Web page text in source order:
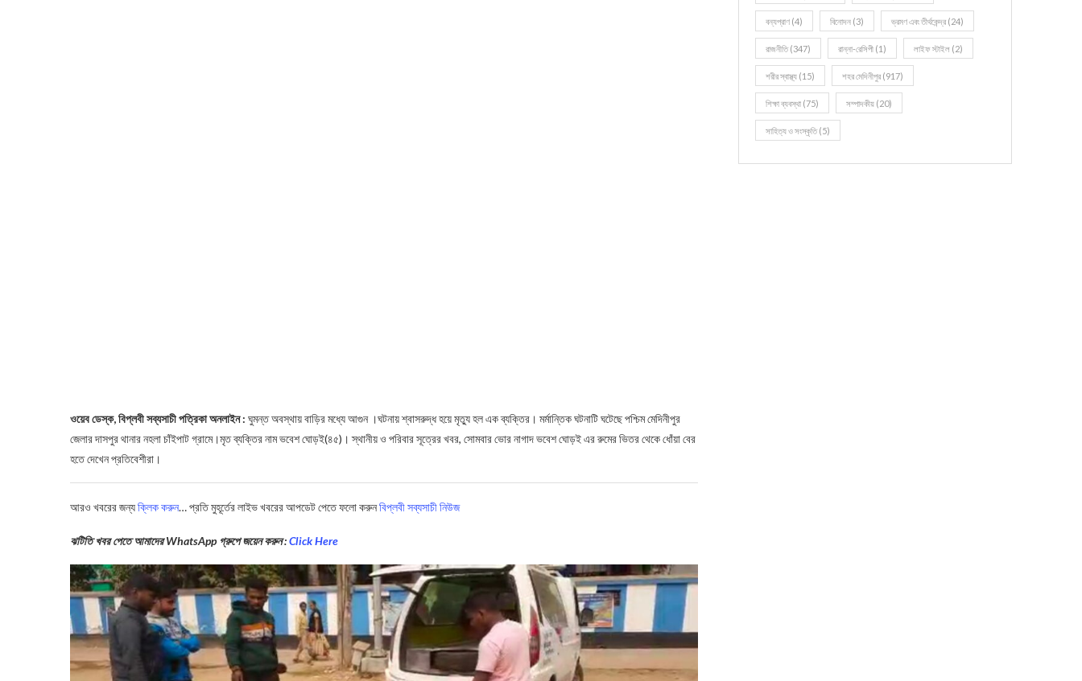
ওয়েব ডেস্ক, বিপ্লবী সব্যস‍াচী পত্রিকা অনলাইন : ঘুমন্ত অবস্থায় বাড়ির মধ্যে আগুন ।ঘটনায় শ্বাসরুদ্ধ হয়ে মৃত্যু হল এক ব্যক্তির। মর্মান্তিক ঘটনাটি ঘটেছে পশ্চিম মেদিনীপুর
জেলার দাসপুর থানার নহলা চাঁইপাট গ্রামে।মৃত ব্যক্তির নাম ভবেশ ঘোড়ই(৪৫)। স্থানীয় ও পরিবার সূত্রের খবর, সোমবার ভোর নাগাদ ভবেশ ঘোড়ই এর রুমের ভিতর থেকে ধোঁয়া বের
হতে দেখেন প্রতিবেশীরা।
আরও খবরের জন্যক্লিক করুন… প্রতি মুহূর্তের লাইভ খবরের আপডেট পেতে ফলো করুনবিপ্লবী সব্যসাচী নিউজ
ঝটিতি খবর পেতে আমাদের WhatsApp গ্রুপে জয়েন করুন :Click Here
বন্যপ্রাণ (4) বিনোদন (3) ভ্রমণ এবং তীর্থকেন্দ্র (24)
রাজনীতি(347) রান্না-রেসিপী (1) লাইফ স্টাইল (2)
শরীর স্বাস্থ্য (15) শহর মেদিনীপুর (917)
শিক্ষা ব্যবস্থা (75) সম্পাদকীয় (20)
সাহিত্য ও সংস্কৃতি(5)